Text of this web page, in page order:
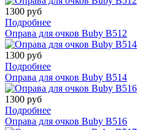
1300 руб
Подробнее
Оправа для очков Buby B512
1300 руб
Подробнее
Оправа для очков Buby B514
1300 руб
Подробнее
Оправа для очков Buby B516